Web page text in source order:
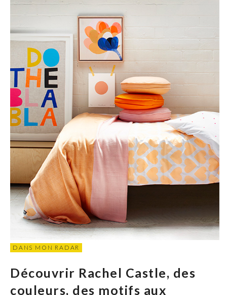
DANS MON RADAR
Découvrir Rachel Castle, des
couleurs, des motifs aux